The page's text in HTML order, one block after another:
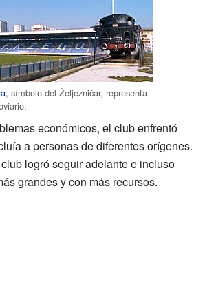
, símbolo del Željezničar, representa
económicos, el club enfrentó
a personas de diferentes orígenes.
logró seguir adelante e incluso
grandes y con más recursos.